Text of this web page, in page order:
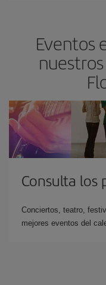
Eventos
Consulta los
Conciertos, teatro,
mejores eventos del